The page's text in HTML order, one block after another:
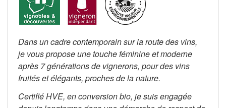
Dans un cadre contemporain sur la route des vins,
je vous propose une touche féminine et moderne
après 7 générations de vignerons, pour des vins
fruités et élégants, proches de la nature.
Certifié HVE, en conversion bio, je suis engagée